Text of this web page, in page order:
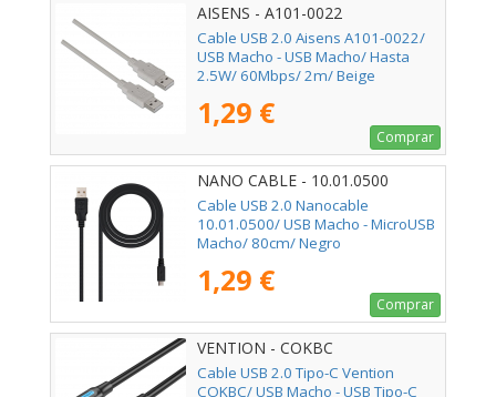
AISENS - A101-0022
Cable USB 2.0 Aisens A101-0022/
USB Macho - USB Macho/ Hasta
2.5W/ 60Mbps/ 2m/ Beige
1,29 €
Comprar
NANO CABLE - 10.01.0500
Cable USB 2.0 Nanocable
10.01.0500/ USB Macho - MicroUSB
Macho/ 80cm/ Negro
1,29 €
Comprar
VENTION - COKBC
Cable USB 2.0 Tipo-C Vention
COKBC/ USB Macho - USB Tipo-C